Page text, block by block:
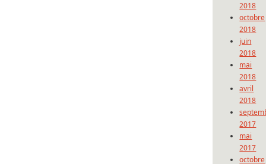
2018
octobre
2018
juin
2018
mai
2018
avril
2018
2017
mai
2017
octobre